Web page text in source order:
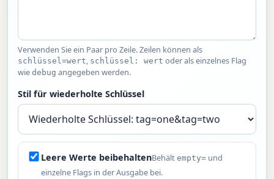
Verwenden Sie ein Paar pro Zeile. Zeilen können als
schlüssel=wert, schlüssel: wert oder als einzelnes Flag
wiedebug angegeben werden.
Stil für wiederholte Schlüssel
Leere Werte beibehaltenBehältempty= und
einzelne Flags in der Ausgabe bei.